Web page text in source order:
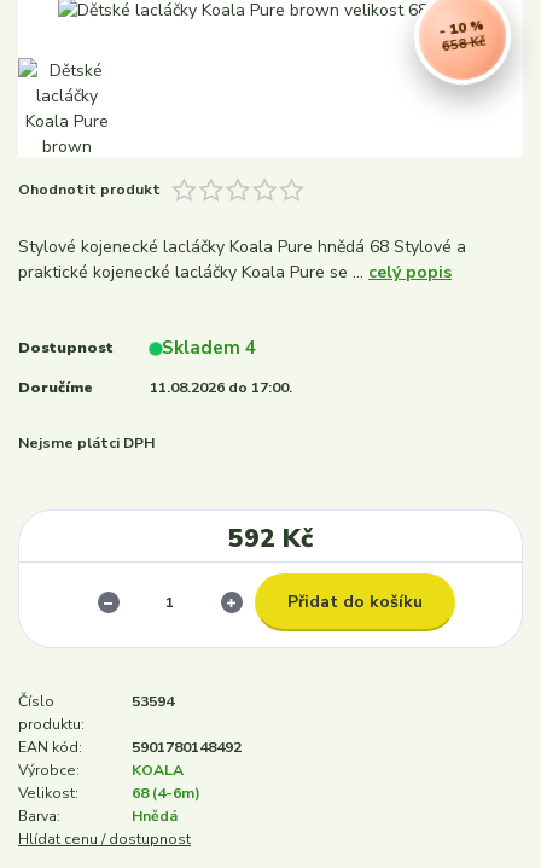
658 Kč
- 10 %
Ohodnotit produkt
Stylové kojenecké lacláčky Koala Pure hnědá 68 Stylové a
praktické kojenecké lacláčky Koala Pure se ... celý popis
Dostupnost Skladem 4
Doručíme 11.08.2026 do 17:00.
Nejsme plátci DPH
592 Kč
Přidat do košíku
Číslo
produktu:
53594
EAN kód:
5901780148492
Výrobce:
KOALA
Velikost:
68 (4-6m)
Barva:
Hnědá
Hlídat cenu / dostupnost